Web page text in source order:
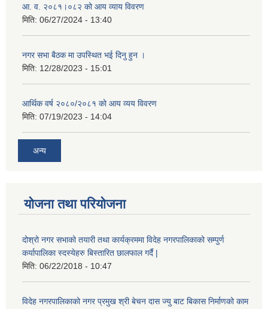
आ. व. २०८१।०८२ को आय व्याय विवरण
मिति: 06/27/2024 - 13:40
नगर सभा बैठक मा उपस्थित भई दिनु हुन ।
मिति: 12/28/2023 - 15:01
आर्थिक वर्ष २०८०/२०८१ को आय व्यय विवरण
मिति: 07/19/2023 - 14:04
अन्य
योजना तथा परियोजना
दोश्रो नगर सभाको तयारी तथा कार्यक्रममा विदेह नगरपालिकाको सम्पुर्ण
कर्यापालिका स्दस्येहरु बिस्तारित छालफाल गर्दै |
मिति: 06/22/2018 - 10:47
विदेह नगरपालिकाको नगर प्रमुख श्री बेचन दास ज्यु बाट बिकास निर्माणको काम